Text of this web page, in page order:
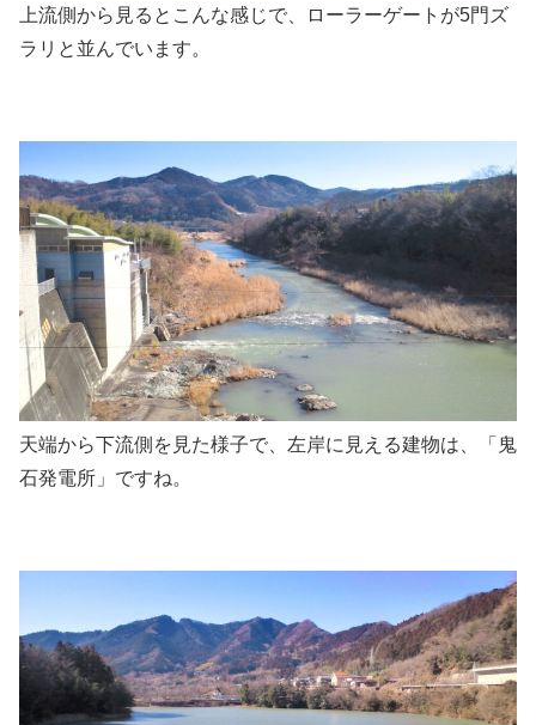
上流側から見るとこんな感じで、ローラーゲートが5門ズ
ラリと並んでいます。
天端から下流側を見た様子で、左岸に見える建物は、「鬼
石発電所」ですね。